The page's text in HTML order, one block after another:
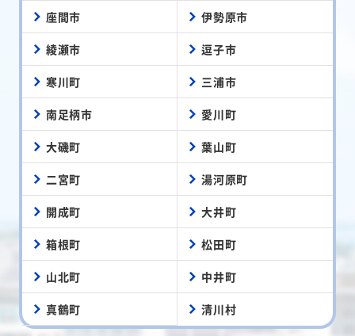
座間市 伊勢原市
綾瀬市 逗子市
寒川町 三浦市
南足柄市 愛川町
大磯町 葉山町
二宮町 湯河原町
開成町 大井町
箱根町 松田町
山北町 中井町
真鶴町 清川村